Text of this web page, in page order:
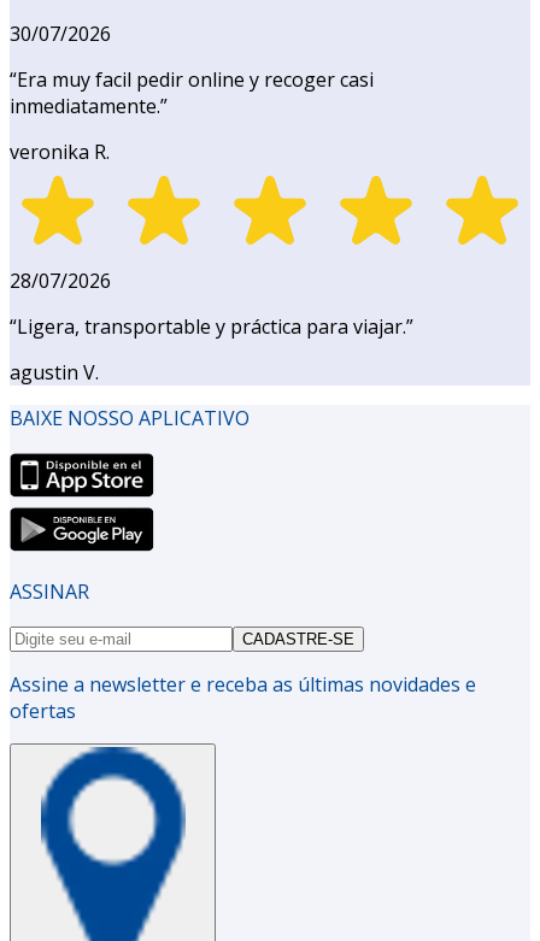
30/07/2026
“Era muy facil pedir online y recoger casi
inmediatamente.”
veronika R.
28/07/2026
“Ligera, transportable y práctica para viajar.”
agustin V.
BAIXE NOSSO APLICATIVO
ASSINAR
CADASTRE-SE
Assine a newsletter e receba as últimas novidades e
ofertas